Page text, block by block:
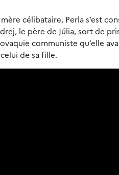
célibataire, Perla s’est
le père de Júlia, sort de
communiste qu’elle
de sa fille.